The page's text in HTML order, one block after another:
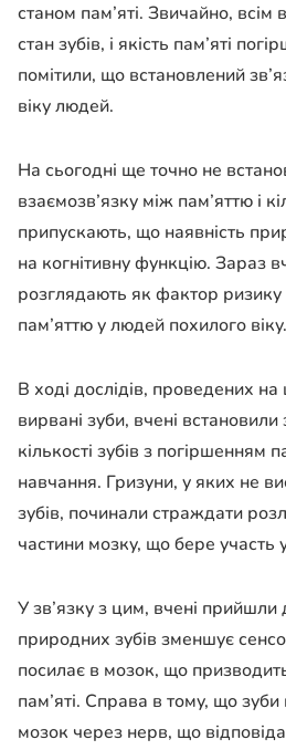
станом пам’яті. Звичайно, всім
стан зубів, і якість пам’яті
помітили, що встановлений
віку людей.
На сьогодні ще точно не
взаємозв’язку між пам’яттю і
припускають, що наявність
на когнітивну функцію. Зараз
розглядають як фактор
пам’яттю у людей похилого віку.
В ході дослідів, проведених
вирвані зуби, вчені
кількості зубів з погіршенням
навчання. Гризуни, у яких не
зубів, починали страждати
частини мозку, що бере участь
У зв’язку з цим, вчені
природних зубів зменшує
посилає в мозок, що
пам’яті. Справа в тому, що
мозок через нерв, що